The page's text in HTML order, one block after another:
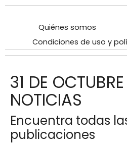
Quiénes somos
Condiciones de uso y
31 DE
NOTICIAS
Encuentra todas
publicaciones